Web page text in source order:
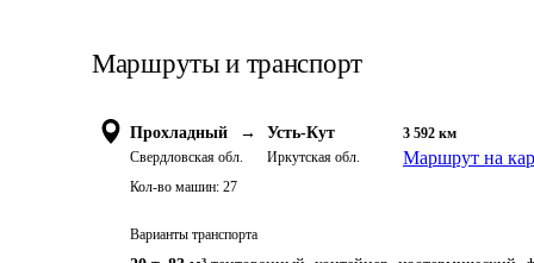
Маршруты и транспорт
Прохладный →
Свердловская обл.
Усть-Кут
Иркутская обл.
3 592 км
Маршрут на
Кол-во машин: 27
Варианты транспорта